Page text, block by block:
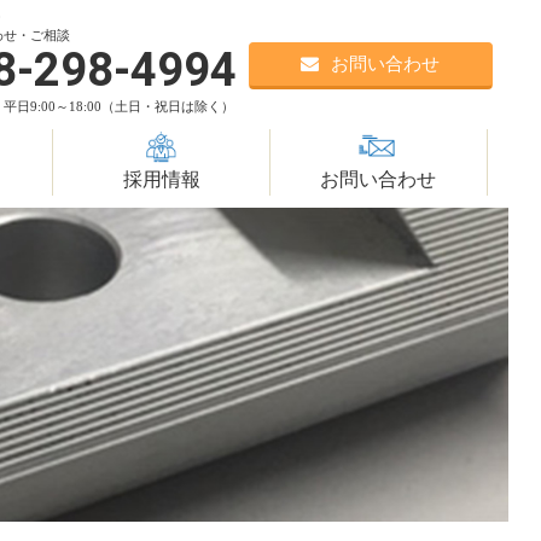
お問い合わせ
せ・ご相談
298-4994
日9:00～18:00（土日・祝日は除く）
採用情報 お問い合わせ